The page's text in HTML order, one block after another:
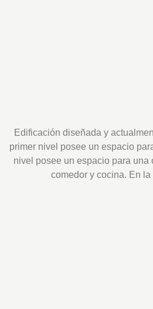
Edificación diseñada y
primer nivel posee un espacio
nivel posee un espacio para
comedor y cocina. En